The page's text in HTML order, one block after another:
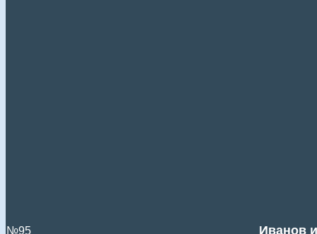
№95 Иванов